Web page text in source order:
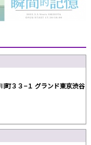
町３３−１ グランド東京渋谷